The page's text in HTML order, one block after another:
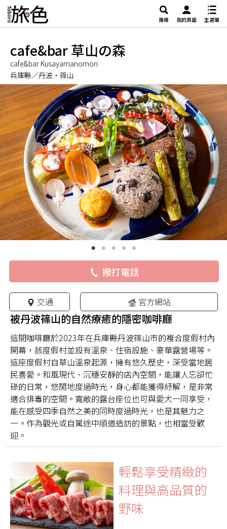
搜尋 我的頁面 主選單
cafe&bar 草山の森
cafe&bar Kusayamanomori
兵庫縣／丹波・篠山
撥打電話
交通 官方網站
被丹波篠山的自然療癒的隱密咖啡廳
這間咖啡廳於2023年在兵庫縣丹波篠山市的複合度假村內
開幕，該度假村並設有溫泉、住宿設施、豪華露營場等。
這座度假村自草山溫泉起源，擁有悠久歷史，深受當地居
民喜愛。和風現代、沉穩安靜的店內空間，能讓人忘卻忙
碌的日常，悠閒地度過時光，身心都能獲得紓解，是非常
適合排毒的空間。寬敞的露台座位也可與愛犬一同享受，
能在感受四季自然之美的同時度過時光，也是其魅力之
一。作為觀光或自駕途中順道造訪的景點，也相當受歡
迎。
輕鬆享受精緻的
料理與高品質的
野味